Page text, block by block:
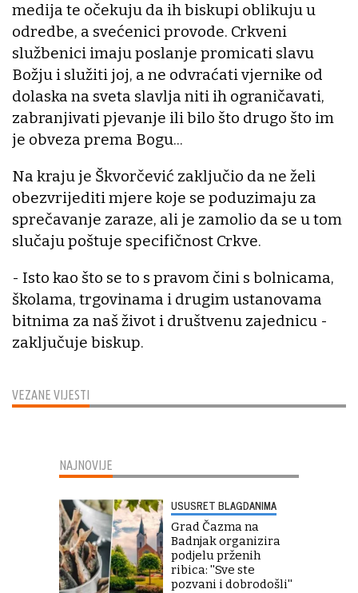
VEZANE VIJESTI
medija te očekuju da ih biskupi oblikuju u
odredbe, a svećenici provode. Crkveni
službenici imaju poslanje promicati slavu
Božju i služiti joj, a ne odvraćati vjernike od
dolaska na sveta slavlja niti ih ograničavati,
zabranjivati pjevanje ili bilo što drugo što im
je obveza prema Bogu...
Na kraju je Škvorčević zaključio da ne želi
obezvrijediti mjere koje se poduzimaju za
sprečavanje zaraze, ali je zamolio da se u tom
slučaju poštuje specifičnost Crkve.
- Isto kao što se to s pravom čini s bolnicama,
školama, trgovinama i drugim ustanovama
bitnima za naš život i društvenu zajednicu -
zaključuje biskup.
NAJNOVIJE
USUSRET BLAGDANIMA
Grad Čazma na
Badnjak organizira
podjelu prženih
ribica: ''Sve ste
pozvani i dobrodošli''